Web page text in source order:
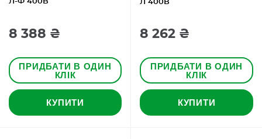
8 388 ₴
ПРИДБАТИ В ОДИН
КЛІК
КУПИТИ
Л 400В
8 262 ₴
ПРИДБАТИ В ОДИН
КЛІК
КУПИТИ